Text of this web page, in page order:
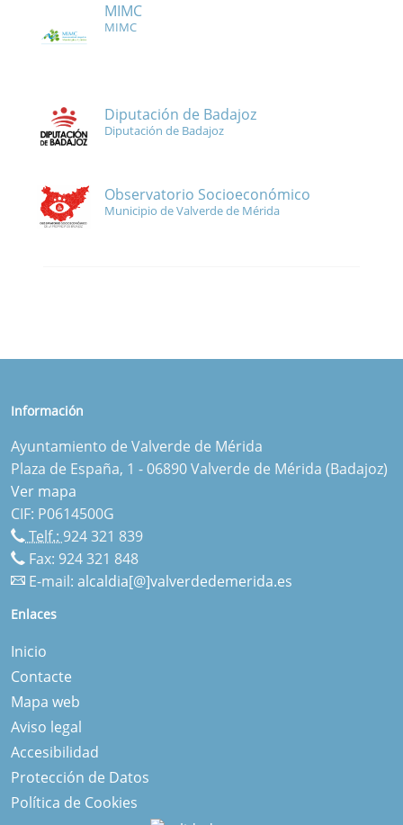
MIMC
MIMC
Diputación de Badajoz
Diputación de Badajoz
Observatorio Socioeconómico
Municipio de Valverde de Mérida
Información
Ayuntamiento de Valverde de Mérida
Plaza de España, 1 - 06890 Valverde de Mérida (Badajoz)
Ver mapa
CIF: P0614500G
Telf.: 924 321 839
Fax: 924 321 848
E-mail: alcaldia[@]valverdedemerida.es
Enlaces
Inicio
Contacte
Mapa web
Aviso legal
Accesibilidad
Protección de Datos
Política de Cookies